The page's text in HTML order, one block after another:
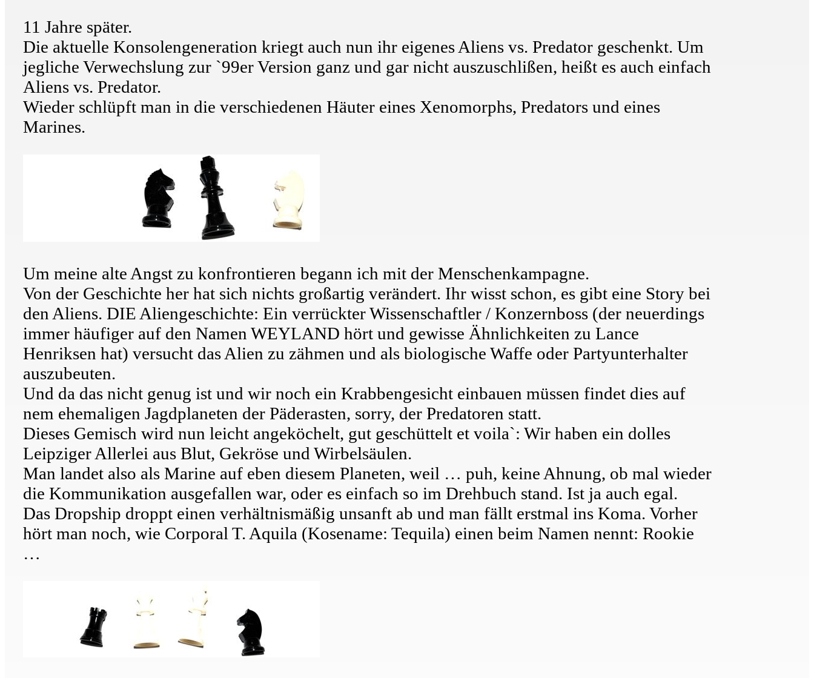
11 Jahre später.
Die aktuelle Konsolengeneration kriegt auch nun ihr eigenes Aliens vs. Predator geschenkt. Um
jegliche Verwechslung zur `99er Version ganz und gar nicht auszuschlißen, heißt es auch einfach
Aliens vs. Predator.
Wieder schlüpft man in die verschiedenen Häuter eines Xenomorphs, Predators und eines
Marines.
Um meine alte Angst zu konfrontieren begann ich mit der Menschenkampagne.
Von der Geschichte her hat sich nichts großartig verändert. Ihr wisst schon, es gibt eine Story bei
den Aliens. DIE Aliengeschichte: Ein verrückter Wissenschaftler / Konzernboss (der neuerdings
immer häufiger auf den Namen WEYLAND hört und gewisse Ähnlichkeiten zu Lance
Henriksen hat) versucht das Alien zu zähmen und als biologische Waffe oder Partyunterhalter
auszubeuten.
Und da das nicht genug ist und wir noch ein Krabbengesicht einbauen müssen findet dies auf
nem ehemaligen Jagdplaneten der Päderasten, sorry, der Predatoren statt.
Dieses Gemisch wird nun leicht angeköchelt, gut geschüttelt et voila`: Wir haben ein dolles
Leipziger Allerlei aus Blut, Gekröse und Wirbelsäulen.
Man landet also als Marine auf eben diesem Planeten, weil … puh, keine Ahnung, ob mal wieder
die Kommunikation ausgefallen war, oder es einfach so im Drehbuch stand. Ist ja auch egal.
Das Dropship droppt einen verhältnismäßig unsanft ab und man fällt erstmal ins Koma. Vorher
hört man noch, wie Corporal T. Aquila (Kosename: Tequila) einen beim Namen nennt: Rookie
…